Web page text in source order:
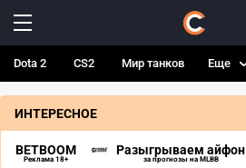
Dota 2 CS2 Мир танков Еще
ИНТЕРЕСНОЕ
BETBOOM
Реклама 18+
Разыгрываем айфон
за прогнозы на MLBB